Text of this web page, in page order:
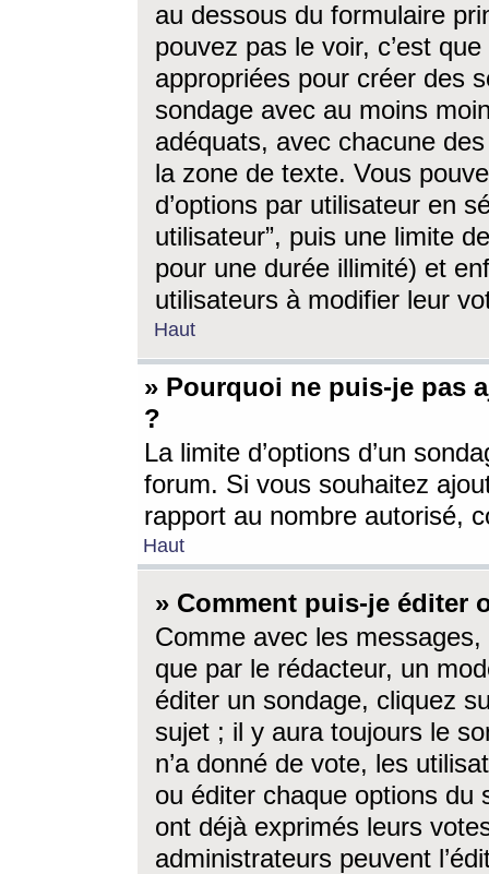
au dessous du formulaire
pouvez pas le voir, c’est
appropriées pour créer des
sondage avec au moins
adéquats, avec chacune
la zone de texte. Vous
d’options par utilisateur en
utilisateur”, puis une limite
pour une durée illimité) et
utilisateurs à modifier leur
Haut
» Pourquoi ne puis-je pas
?
La limite d’options d’un
forum. Si vous souhaitez
rapport au nombre autorisé,
Haut
» Comment puis-je éditer
Comme avec les
que par le rédacteur, un
éditer un sondage, cliquez
sujet ; il y aura toujours le
n’a donné de vote, les
ou éditer chaque options du
ont déjà exprimés leurs
administrateurs peuvent